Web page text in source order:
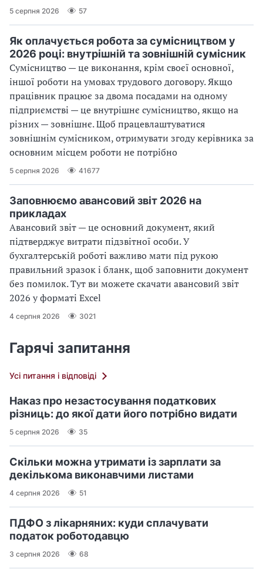
5 серпня 2026 57
Як оплачується робота за сумісництвом у
2026 році: внутрішній та зовнішній сумісник
Сумісництво — це виконання, крім своєї основної,
іншої роботи на умовах трудового договору. Якщо
працівник працює за двома посадами на одному
підприємстві — це внутрішнє сумісництво, якщо на
різних — зовнішнє. Щоб працевлаштуватися
зовнішнім сумісником, отримувати згоду керівника за
основним місцем роботи не потрібно
5 серпня 2026 41677
Заповнюємо авансовий звіт 2026 на
прикладах
Авансовий звіт — це основний документ, який
підтверджує витрати підзвітної особи. У
бухгалтерській роботі важливо мати під рукою
правильний зразок і бланк, щоб заповнити документ
без помилок. Тут ви можете скачати авансовий звіт
2026 у форматі Excel
4 серпня 2026 3021
Гарячі запитання
Усі питання і відповіді
Наказ про незастосування податкових
різниць: до якої дати його потрібно видати
5 серпня 2026 35
Скільки можна утримати із зарплати за
декількома виконавчими листами
4 серпня 2026 51
ПДФО з лікарняних: куди сплачувати
податок роботодавцю
3 серпня 2026 68